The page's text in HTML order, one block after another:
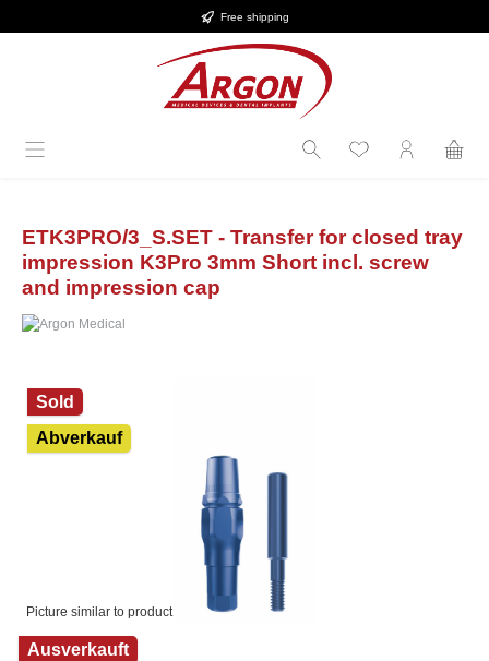
Free shipping
ETK3PRO/3_S.SET - Transfer for closed tray
impression K3Pro 3mm Short incl. screw
and impression cap
Skip image gallery
Sold
Abverkauf
Picture similar to product
Ausverkauft